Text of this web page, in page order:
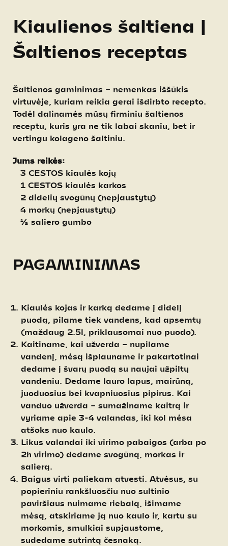
Kiaulienos šaltiena |
Šaltienos receptas
Šaltienos gaminimas – nemenkas iššūkis
virtuvėje, kuriam reikia gerai išdirbto recepto.
Todėl dalinamės mūsų firminiu šaltienos
receptu, kuris yra ne tik labai skaniu, bet ir
vertingu kolageno šaltiniu.
Jums reikės:
3 CESTOS kiaulės kojų
1 CESTOS kiaulės karkos
2 didelių svogūnų (nepjaustytų)
4 morkų (nepjaustytų)
½ saliero gumbo
PAGAMINIMAS
Kiaulės kojas ir karką dedame į didelį
puodą, pilame tiek vandens, kad apsemtų
(maždaug 2.5l, priklausomai nuo puodo).
Kaitiname, kai užverda – nupilame
vandenį, mėsą išplauname ir pakartotinai
dedame į švarų puodą su naujai užpiltų
vandeniu. Dedame lauro lapus, mairūną,
juoduosius bei kvapniuosius pipirus. Kai
vanduo užverda – sumažiname kaitrą ir
vyriame apie 3-4 valandas, iki kol mėsa
atšoks nuo kaulo.
Likus valandai iki virimo pabaigos (arba po
2h virimo) dedame svogūną, morkas ir
salierą.
Baigus virti paliekam atvesti. Atvėsus, su
popieriniu rankšluosčiu nuo sultinio
paviršiaus nuimame riebalą, išimame
mėsą, atskiriame ją nuo kaulo ir, kartu su
morkomis, smulkiai supjaustome,
sudedame sutrintą česnaką.